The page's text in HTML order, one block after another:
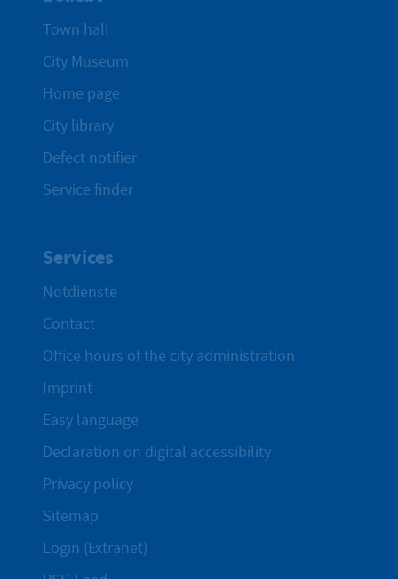
Town hall
City Museum
Home page
City library
Defect notifier
Service finder
Services
Notdienste
Contact
Office hours of the city administration
Imprint
Easy language
Declaration on digital accessibility
Privacy policy
Sitemap
Login (Extranet)